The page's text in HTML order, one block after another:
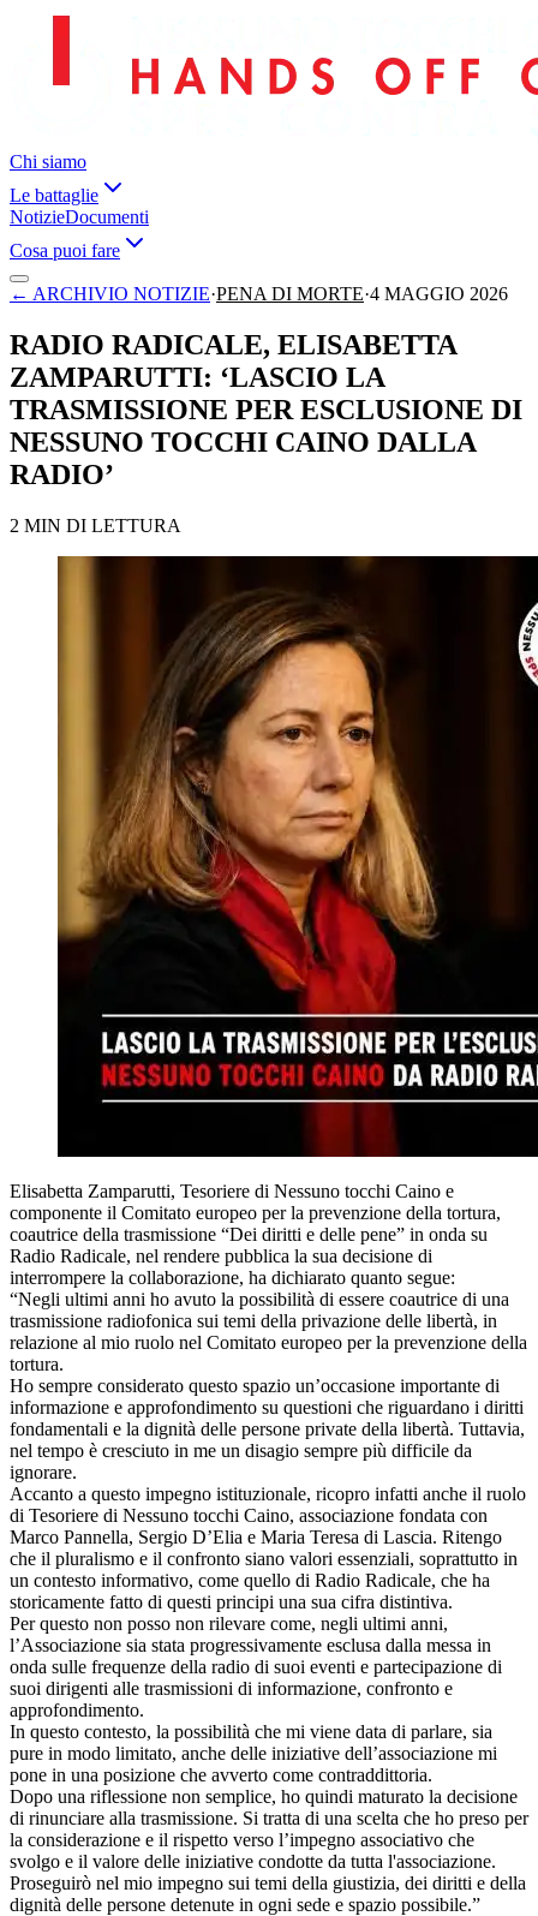
Chi siamo
Le battaglie
NotizieDocumenti
Cosa puoi fare
← ARCHIVIO NOTIZIE·PENA DI MORTE·4 MAGGIO 2026
RADIO RADICALE, ELISABETTA
ZAMPARUTTI: ‘LASCIO LA
TRASMISSIONE PER ESCLUSIONE DI
NESSUNO TOCCHI CAINO DALLA
RADIO’
2 MIN DI LETTURA
Elisabetta Zamparutti, Tesoriere di Nessuno tocchi Caino e
componente il Comitato europeo per la prevenzione della tortura,
coautrice della trasmissione “Dei diritti e delle pene” in onda su
Radio Radicale, nel rendere pubblica la sua decisione di
interrompere la collaborazione, ha dichiarato quanto segue:
“Negli ultimi anni ho avuto la possibilità di essere coautrice di una
trasmissione radiofonica sui temi della privazione delle libertà, in
relazione al mio ruolo nel Comitato europeo per la prevenzione della
tortura.
Ho sempre considerato questo spazio un’occasione importante di
informazione e approfondimento su questioni che riguardano i diritti
fondamentali e la dignità delle persone private della libertà. Tuttavia,
nel tempo è cresciuto in me un disagio sempre più difficile da
ignorare.
Accanto a questo impegno istituzionale, ricopro infatti anche il ruolo
di Tesoriere di Nessuno tocchi Caino, associazione fondata con
Marco Pannella, Sergio D’Elia e Maria Teresa di Lascia. Ritengo
che il pluralismo e il confronto siano valori essenziali, soprattutto in
un contesto informativo, come quello di Radio Radicale, che ha
storicamente fatto di questi principi una sua cifra distintiva.
Per questo non posso non rilevare come, negli ultimi anni,
l’Associazione sia stata progressivamente esclusa dalla messa in
onda sulle frequenze della radio di suoi eventi e partecipazione di
suoi dirigenti alle trasmissioni di informazione, confronto e
approfondimento.
In questo contesto, la possibilità che mi viene data di parlare, sia
pure in modo limitato, anche delle iniziative dell’associazione mi
pone in una posizione che avverto come contraddittoria.
Dopo una riflessione non semplice, ho quindi maturato la decisione
di rinunciare alla trasmissione. Si tratta di una scelta che ho preso per
la considerazione e il rispetto verso l’impegno associativo che
svolgo e il valore delle iniziative condotte da tutta l'associazione.
Proseguirò nel mio impegno sui temi della giustizia, dei diritti e della
dignità delle persone detenute in ogni sede e spazio possibile.”